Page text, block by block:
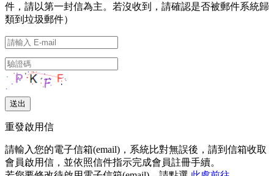
件，請以第一封信為主。若沒收到，請確認是否被郵件系統歸
類到垃圾郵件）
重發啟用信
請輸入您的電子信箱(email)，系統比對無誤後，請到信箱收取
會員啟用信，並依照信件指示完成會員註冊手續。